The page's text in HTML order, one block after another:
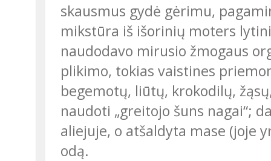
skausmus gydė gėrimu,
mikstūra iš išorinių moters
naudodavo mirusio žmogaus
plikimo, tokias vaistines
begemotų, liūtų, krokodilų,
naudoti „greitojo šuns nagai“;
aliejuje, o atšaldyta mase (joje
odą.